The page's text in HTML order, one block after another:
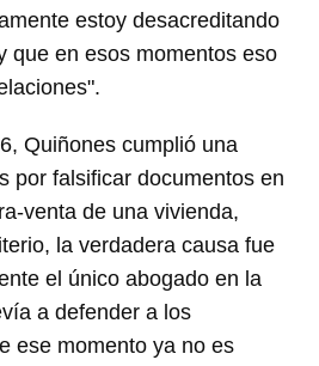
estoy desacreditando
que en esos momentos eso
Quiñones cumplió una
por falsificar documentos en
venta de una vivienda,
la verdadera causa fue
el único abogado en la
a defender a los
ese momento ya no es